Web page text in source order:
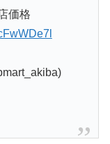
価格